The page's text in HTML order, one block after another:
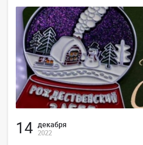
14 декабря
2022